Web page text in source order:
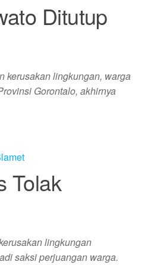
Ditutup
kerusakan lingkungan, warga
Gorontalo, akhirnya
Tolak
lingkungan
saksi perjuangan warga.